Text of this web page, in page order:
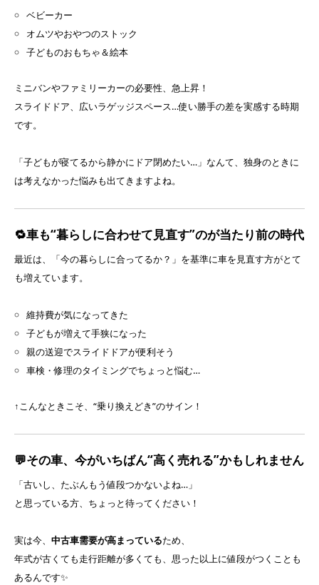
ベビーカー
オムツやおやつのストック
子どものおもちゃ＆絵本
ミニバンやファミリーカーの必要性、急上昇！
スライドドア、広いラゲッジスペース…使い勝手の差を実感する時期
です。
「子どもが寝てるから静かにドア閉めたい…」なんて、独身のときに
は考えなかった悩みも出てきますよね。
🔁車も“暮らしに合わせて見直す”のが当たり前の時代
最近は、「今の暮らしに合ってるか？」を基準に車を見直す方がとて
も増えています。
維持費が気になってきた
子どもが増えて手狭になった
親の送迎でスライドドアが便利そう
車検・修理のタイミングでちょっと悩む…
↑こんなときこそ、“乗り換えどき”のサイン！
💬その車、今がいちばん“高く売れる”かもしれません
「古いし、たぶんもう値段つかないよね…」
と思っている方、ちょっと待ってください！
実は今、 中古車需要が高まっているため、
年式が古くても走行距離が多くても、思った以上に値段がつくことも
あるんです✨